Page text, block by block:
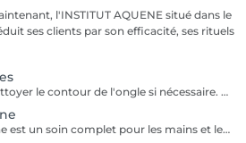
l'INSTITUT AQUENE situé dans le
ses clients par son efficacité, ses rituels
Mini manucure pour nettoyer le contour de l'ongle si nécessaire. Si l'enfant le souhaite nous lui offrons la pose vernis avec les couleurs biosourcées totalement naturelles.
La manucure Brésilienne est un soin complet pour les mains et les ongles. Tout au long du traitement vos mains sont dans des gants imbibés de crème nourrissante. Vos mains en ressortent toutes douces et parfaitement hydratées.